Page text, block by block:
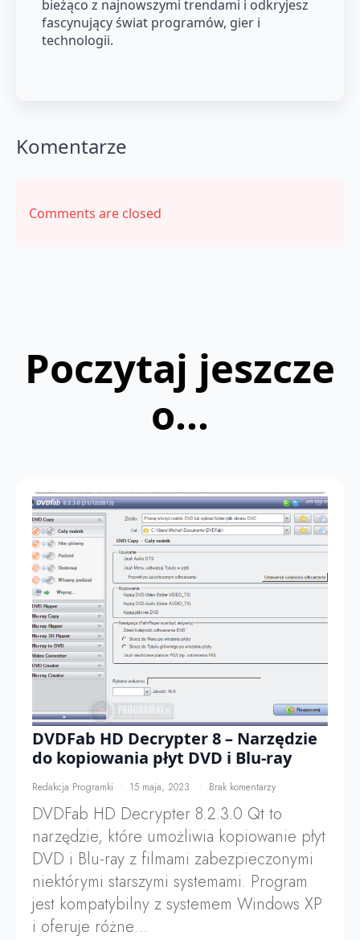
bieżąco z najnowszymi trendami i odkryjesz
fascynujący świat programów, gier i
technologii.
Komentarze
Comments are closed
Poczytaj jeszcze
o...
DVDFab HD Decrypter 8 – Narzędzie
do kopiowania płyt DVD i Blu-ray
Redakcja Programki 15 maja, 2023 Brak komentarzy
DVDFab HD Decrypter 8.2.3.0 Qt to
narzędzie, które umożliwia kopiowanie płyt
DVD i Blu-ray z filmami zabezpieczonymi
niektórymi starszymi systemami. Program
jest kompatybilny z systemem Windows XP
i oferuje różne…